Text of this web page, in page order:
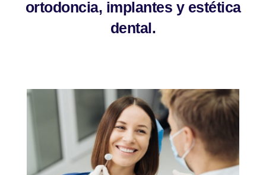
ortodoncia, implantes y estética
dental.